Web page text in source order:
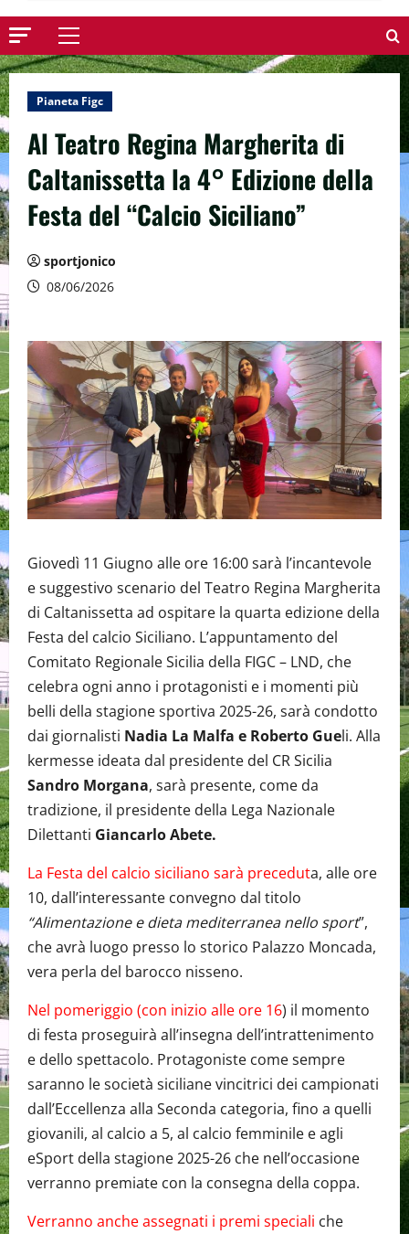
Menu
principale
Pianeta Figc
Al Teatro Regina Margherita di
Caltanissetta la 4° Edizione della
Festa del “Calcio Siciliano”
sportjonico
08/06/2026
Giovedì 11 Giugno alle ore 16:00 sarà l’incantevole
e suggestivo scenario del Teatro Regina Margherita
di Caltanissetta ad ospitare la quarta edizione della
Festa del calcio Siciliano. L’appuntamento del
Comitato Regionale Sicilia della FIGC – LND, che
celebra ogni anno i protagonisti e i momenti più
belli della stagione sportiva 2025-26, sarà condotto
dai giornalisti Nadia La Malfa e Roberto Gueli. Alla
kermesse ideata dal presidente del CR Sicilia
Sandro Morgana, sarà presente, come da
tradizione, il presidente della Lega Nazionale
Dilettanti Giancarlo Abete.
La Festa del calcio siciliano sarà preceduta, alle ore
10, dall’interessante convegno dal titolo
“Alimentazione e dieta mediterranea nello sport”,
che avrà luogo presso lo storico Palazzo Moncada,
vera perla del barocco nisseno.
Nel pomeriggio (con inizio alle ore 16) il momento
di festa proseguirà all’insegna dell’intrattenimento
e dello spettacolo. Protagoniste come sempre
saranno le società siciliane vincitrici dei campionati
dall’Eccellenza alla Seconda categoria, fino a quelli
giovanili, al calcio a 5, al calcio femminile e agli
eSport della stagione 2025-26 che nell’occasione
verranno premiate con la consegna della coppa.
Verranno anche assegnati i premi speciali che